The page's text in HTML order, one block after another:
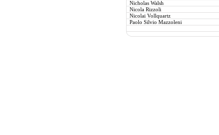
Nicholas Walsh
Nicola Rizzoli
Nicolai Vollquartz
Paolo Silvio Mazzoleni